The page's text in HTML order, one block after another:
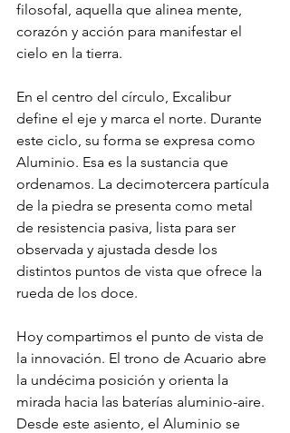
filosofal, aquella que alinea mente,
corazón y acción para manifestar el
cielo en la tierra.
En el centro del círculo, Excalibur
define el eje y marca el norte. Durante
este ciclo, su forma se expresa como
Aluminio. Esa es la sustancia que
ordenamos. La decimotercera partícula
de la piedra se presenta como metal
de resistencia pasiva, lista para ser
observada y ajustada desde los
distintos puntos de vista que ofrece la
rueda de los doce.
Hoy compartimos el punto de vista de
la innovación. El trono de Acuario abre
la undécima posición y orienta la
mirada hacia las baterías aluminio-aire.
Desde este asiento, el Aluminio se